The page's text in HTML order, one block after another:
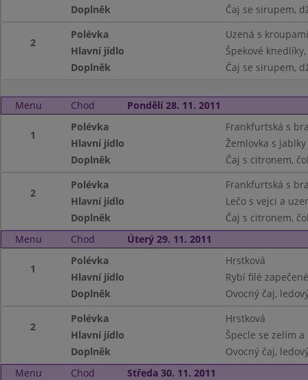
Doplněk
Čaj se sirupem,
2
Polévka
Uzená s kroupami
Hlavní jídlo
Špekové
Doplněk
Čaj se sirupem,
Menu Chod Pondělí 28. 11. 2011
1
Polévka
Frankfurtská s
Hlavní jídlo
Žemlovka s
Doplněk
Čaj s citronem,
2
Polévka
Frankfurtská s
Hlavní jídlo
Lečo s vejci a
Doplněk
Čaj s citronem,
Menu
Chod Úterý 29. 11. 2011
1
Polévka
Hrstková
Hlavní jídlo
Rybí filé
Doplněk
Ovocný čaj,
2
Polévka
Hrstková
Hlavní jídlo
Špecle se zelím
Doplněk
Ovocný čaj,
Menu
Chod Středa 30. 11. 2011